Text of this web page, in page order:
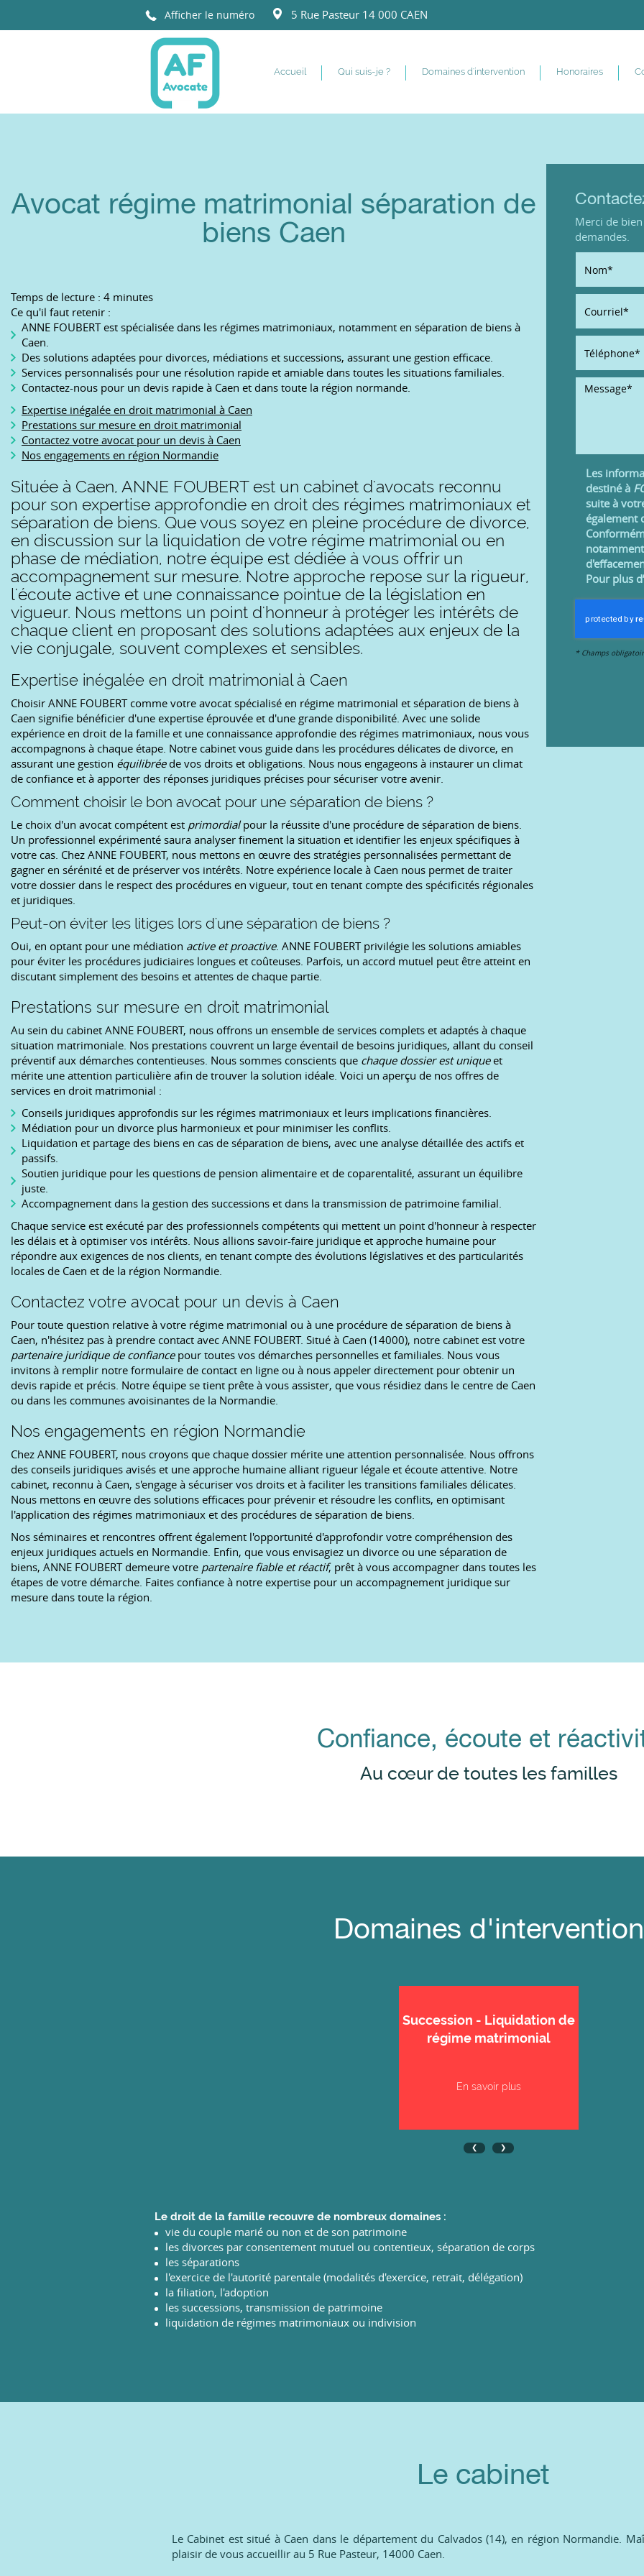
Afficher le numéro
5 Rue Pasteur 14 000 CAEN
Accueil Qui suis-je ? Domaines d'intervention Honoraires
Avocat régime matrimonial séparation de
biens Caen
Temps de lecture : 4 minutes
Ce qu'il faut retenir :
ANNE FOUBERT est spécialisée dans les régimes matrimoniaux, notamment en séparation de biens à
Caen.
Des solutions adaptées pour divorces, médiations et successions, assurant une gestion efficace.
Services personnalisés pour une résolution rapide et amiable dans toutes les situations familiales.
Contactez-nous pour un devis rapide à Caen et dans toute la région normande.
Expertise inégalée en droit matrimonial à Caen
Prestations sur mesure en droit matrimonial
Contactez votre avocat pour un devis à Caen
Nos engagements en région Normandie
Située à Caen, ANNE FOUBERT est un cabinet d'avocats reconnu
pour son expertise approfondie en droit des régimes matrimoniaux et
séparation de biens. Que vous soyez en pleine procédure de divorce,
en discussion sur la liquidation de votre régime matrimonial ou en
phase de médiation, notre équipe est dédiée à vous offrir un
accompagnement sur mesure. Notre approche repose sur la rigueur,
l'écoute active et une connaissance pointue de la législation en
vigueur. Nous mettons un point d'honneur à protéger les intérêts de
chaque client en proposant des solutions adaptées aux enjeux de la
vie conjugale, souvent complexes et sensibles.
Expertise inégalée en droit matrimonial à Caen
Choisir ANNE FOUBERT comme votre avocat spécialisé en régime matrimonial et séparation de biens à
Caen signifie bénéficier d'une expertise éprouvée et d'une grande disponibilité. Avec une solide
expérience en droit de la famille et une connaissance approfondie des régimes matrimoniaux, nous vous
accompagnons à chaque étape. Notre cabinet vous guide dans les procédures délicates de divorce, en
assurant une gestion équilibréede vos droits et obligations. Nous nous engageons à instaurer un climat
de confiance et à apporter des réponses juridiques précises pour sécuriser votre avenir.
Comment choisir le bon avocat pour une séparation de biens ?
Le choix d'un avocat compétent est primordialpour la réussite d'une procédure de séparation de biens.
Un professionnel expérimenté saura analyser finement la situation et identifier les enjeux spécifiques à
votre cas. Chez ANNE FOUBERT, nous mettons en œuvre des stratégies personnalisées permettant de
gagner en sérénité et de préserver vos intérêts. Notre expérience locale à Caen nous permet de traiter
votre dossier dans le respect des procédures en vigueur, tout en tenant compte des spécificités régionales
et juridiques.
Peut-on éviter les litiges lors d'une séparation de biens ?
Oui, en optant pour une médiation active et proactive. ANNE FOUBERT privilégie les solutions amiables
pour éviter les procédures judiciaires longues et coûteuses. Parfois, un accord mutuel peut être atteint en
discutant simplement des besoins et attentes de chaque partie.
Prestations sur mesure en droit matrimonial
Au sein du cabinet ANNE FOUBERT, nous offrons un ensemble de services complets et adaptés à chaque
situation matrimoniale. Nos prestations couvrent un large éventail de besoins juridiques, allant du conseil
préventif aux démarches contentieuses. Nous sommes conscients que chaque dossier est uniqueet
mérite une attention particulière afin de trouver la solution idéale. Voici un aperçu de nos offres de
services en droit matrimonial :
Conseils juridiques approfondis sur les régimes matrimoniaux et leurs implications financières.
Médiation pour un divorce plus harmonieux et pour minimiser les conflits.
Liquidation et partage des biens en cas de séparation de biens, avec une analyse détaillée des actifs et
passifs.
Soutien juridique pour les questions de pension alimentaire et de coparentalité, assurant un équilibre
juste.
Accompagnement dans la gestion des successions et dans la transmission de patrimoine familial.
Chaque service est exécuté par des professionnels compétents qui mettent un point d'honneur à respecter
les délais et à optimiser vos intérêts. Nous allions savoir-faire juridique et approche humaine pour
répondre aux exigences de nos clients, en tenant compte des évolutions législatives et des particularités
locales de Caen et de la région Normandie.
Contactez votre avocat pour un devis à Caen
Pour toute question relative à votre régime matrimonial ou à une procédure de séparation de biens à
Caen, n'hésitez pas à prendre contact avec ANNE FOUBERT. Situé à Caen (14000), notre cabinet est votre
partenaire juridique de confiancepour toutes vos démarches personnelles et familiales. Nous vous
invitons à remplir notre formulaire de contact en ligne ou à nous appeler directement pour obtenir un
devis rapide et précis. Notre équipe se tient prête à vous assister, que vous résidiez dans le centre de Caen
ou dans les communes avoisinantes de la Normandie.
Nos engagements en région Normandie
Chez ANNE FOUBERT, nous croyons que chaque dossier mérite une attention personnalisée. Nous offrons
des conseils juridiques avisés et une approche humaine alliant rigueur légale et écoute attentive. Notre
cabinet, reconnu à Caen, s'engage à sécuriser vos droits et à faciliter les transitions familiales délicates.
Nous mettons en œuvre des solutions efficaces pour prévenir et résoudre les conflits, en optimisant
l'application des régimes matrimoniaux et des procédures de séparation de biens.
Nos séminaires et rencontres offrent également l'opportunité d'approfondir votre compréhension des
enjeux juridiques actuels en Normandie. Enfin, que vous envisagiez un divorce ou une séparation de
biens, ANNE FOUBERT demeure votre partenaire fiable et réactif, prêt à vous accompagner dans toutes les
étapes de votre démarche. Faites confiance à notre expertise pour un accompagnement juridique sur
mesure dans toute la région.
Merci de
demandes.
Les
destiné à
suite à
également
Pour plus
* Champs
Confiance, écoute et
Au cœur de toutes les familles
Domaines d'intervention
Succession - Liquidation de
régime matrimonial
En savoir plus
Le droit de la famille recouvre de nombreux domaines :
vie du couple marié ou non et de son patrimoine
les divorces par consentement mutuel ou contentieux, séparation de corps
les séparations
l'exercice de l'autorité parentale (modalités d'exercice, retrait, délégation)
la filiation, l'adoption
les successions, transmission de patrimoine
liquidation de régimes matrimoniaux ou indivision
Le cabinet
Le Cabinet est situé à Caen dans le département du Calvados (14), en région Normandie.
plaisir de vous accueillir au 5 Rue Pasteur, 14000 Caen.